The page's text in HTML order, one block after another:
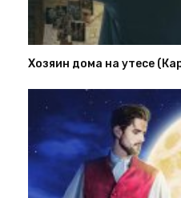
Хозяин дома на утесе